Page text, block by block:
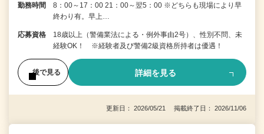
勤務時間
8：00～17：00 21：00～翌5：00 ※どちらも現場により早
終わり有。早上…
応募資格
18歳以上（警備業法による・例外事由2号）、性別不問、未
経験OK！ ※経験者及び警備2級資格所持者は優遇！
後で見る 詳細を見る
更新日： 2026/05/21 掲載終了日： 2026/11/06